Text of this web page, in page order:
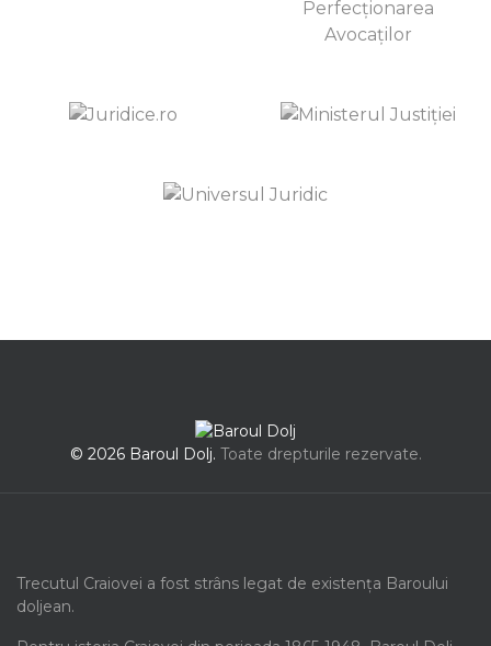
© 2026 Baroul Dolj. Toate drepturile rezervate.
Trecutul Craiovei a fost strâns legat de existența Baroului
doljean.